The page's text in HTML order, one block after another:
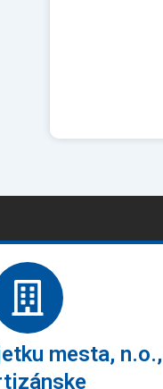
mesta, n.o.,